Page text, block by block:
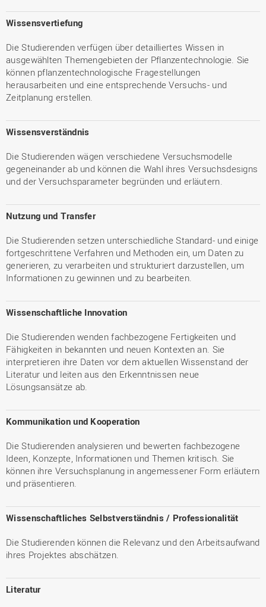
Wissensvertiefung
Die Studierenden verfügen über detailliertes Wissen in
ausgewählten Themengebieten der Pflanzentechnologie. Sie
können pflanzentechnologische Fragestellungen
herausarbeiten und eine entsprechende Versuchs- und
Zeitplanung erstellen.
Wissensverständnis
Die Studierenden wägen verschiedene Versuchsmodelle
gegeneinander ab und können die Wahl ihres Versuchsdesigns
und der Versuchsparameter begründen und erläutern.
Nutzung und Transfer
Die Studierenden setzen unterschiedliche Standard- und einige
fortgeschrittene Verfahren und Methoden ein, um Daten zu
generieren, zu verarbeiten und strukturiert darzustellen, um
Informationen zu gewinnen und zu bearbeiten.
Wissenschaftliche Innovation
Die Studierenden wenden fachbezogene Fertigkeiten und
Fähigkeiten in bekannten und neuen Kontexten an. Sie
interpretieren ihre Daten vor dem aktuellen Wissenstand der
Literatur und leiten aus den Erkenntnissen neue
Lösungsansätze ab.
Kommunikation und Kooperation
Die Studierenden analysieren und bewerten fachbezogene
Ideen, Konzepte, Informationen und Themen kritisch. Sie
können ihre Versuchsplanung in angemessener Form erläutern
und präsentieren.
Wissenschaftliches Selbstverständnis / Professionalität
Die Studierenden können die Relevanz und den Arbeitsaufwand
ihres Projektes abschätzen.
Literatur